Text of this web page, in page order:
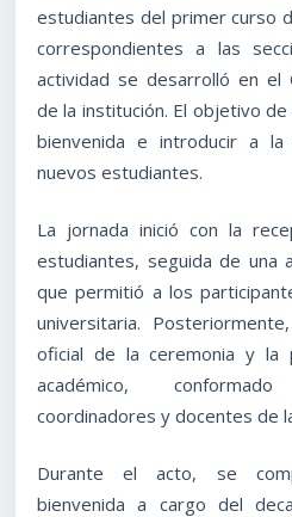
estudiantes del primer curso
correspondientes a las
actividad se desarrolló en el
de la institución. El objetivo de
bienvenida e introducir a la
nuevos estudiantes.
La jornada inició con la
estudiantes, seguida de una
que permitió a los
universitaria.
oficial de la ceremonia y la
académico,
coordinadores y docentes de
Durante el acto, se
bienvenida a cargo del